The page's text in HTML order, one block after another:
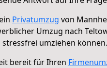
Privatumzug von
Umzug nach
stressfrei umziehen können.
bereit für Ihren